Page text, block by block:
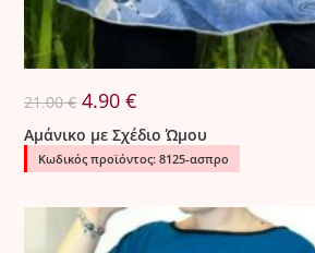
21.00€ Original
price
was:
21.00 €.
4.90€
τιμή
είναι:
4.90 €.
Αμάνικο με Σχέδιο Ώμου
Κωδικός προϊόντος: 8125-ασπρο